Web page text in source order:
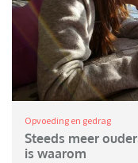
Opvoeding en gedrag
Steeds meer
is waarom